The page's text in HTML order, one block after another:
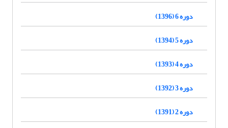
دوره 6 (1396)
دوره 5 (1394)
دوره 4 (1393)
دوره 3 (1392)
دوره 2 (1391)